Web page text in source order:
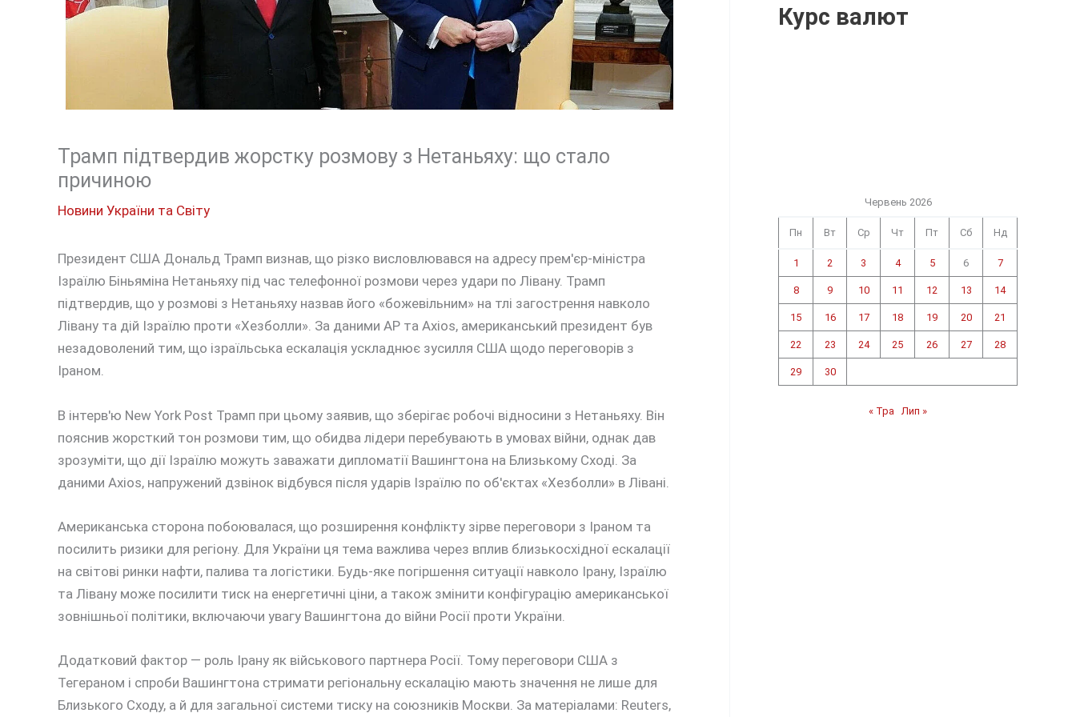
Трамп підтвердив жорстку розмову з Нетаньяху: що стало
причиною
Новини України та Світу
Президент США Дональд Трамп визнав, що різко висловлювався на адресу прем'єр-міністра
Ізраїлю Біньяміна Нетаньяху під час телефонної розмови через удари по Лівану. Трамп
підтвердив, що у розмові з Нетаньяху назвав його «божевільним» на тлі загострення навколо
Лівану та дій Ізраїлю проти «Хезболли». За даними AP та Axios, американський президент був
незадоволений тим, що ізраїльська ескалація ускладнює зусилля США щодо переговорів з
Іраном.
В інтерв'ю New York Post Трамп при цьому заявив, що зберігає робочі відносини з Нетаньяху. Він
пояснив жорсткий тон розмови тим, що обидва лідери перебувають в умовах війни, однак дав
зрозуміти, що дії Ізраїлю можуть заважати дипломатії Вашингтона на Близькому Сході. За
даними Axios, напружений дзвінок відбувся після ударів Ізраїлю по об'єктах «Хезболли» в Лівані.
Американська сторона побоювалася, що розширення конфлікту зірве переговори з Іраном та
посилить ризики для регіону. Для України ця тема важлива через вплив близькосхідної ескалації
на світові ринки нафти, палива та логістики. Будь-яке погіршення ситуації навколо Ірану, Ізраїлю
та Лівану може посилити тиск на енергетичні ціни, а також змінити конфігурацію американської
зовнішньої політики, включаючи увагу Вашингтона до війни Росії проти України.
Додатковий фактор — роль Ірану як військового партнера Росії. Тому переговори США з
Тегераном і спроби Вашингтона стримати регіональну ескалацію мають значення не лише для
Близького Сходу, а й для загальної системи тиску на союзників Москви. За матеріалами: Reuters,
Курс валют
Червень 2026
Пн Вт Ср Чт Пт Сб Нд
1 2 3 4 5 6 7
8 9 10 11 12 13 14
15 16 17 18 19 20 21
22 23 24 25 26 27 28
29 30
« Тра Лип »